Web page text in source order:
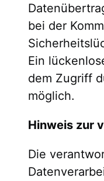
bei der
Ein
dem Zugriff
möglich.
Hinweis zur
Die